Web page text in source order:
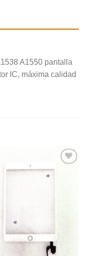
A1550 pantalla
IC, máxima calidad